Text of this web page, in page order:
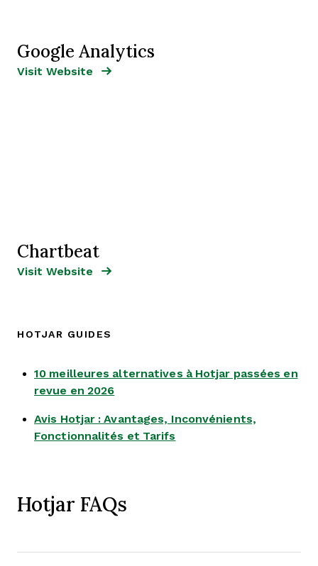
Google Analytics
Opens new window
Visit Website Opens New Window
Chartbeat
Opens new window
Visit Website Opens New Window
HOTJAR GUIDES
10 meilleures alternatives à Hotjar passées en
revue en 2026Opens new window
Avis Hotjar : Avantages, Inconvénients,
Fonctionnalités et Tarifs
Hotjar FAQs